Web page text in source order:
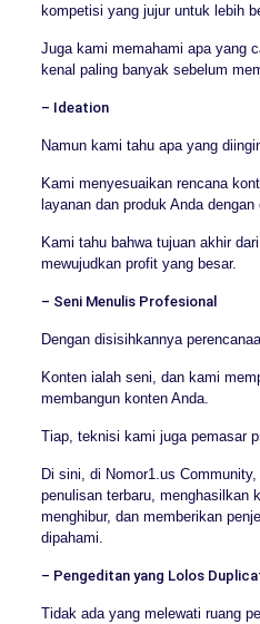
kompetisi yang jujur untuk lebih
Juga kami memahami apa yang
kenal paling banyak sebelum
– Ideation
Namun kami tahu apa yang
Kami menyesuaikan rencana
layanan dan produk Anda
Kami tahu bahwa tujuan akhir
mewujudkan profit yang besar.
– Seni Menulis Profesional
Dengan disisihkannya
Konten ialah seni, dan kami
membangun konten Anda.
Tiap, teknisi kami juga pemasar
Di sini, di Nomor1.us
penulisan terbaru, menghasilkan
menghibur, dan memberikan
dipahami.
– Pengeditan yang Lolos
Tidak ada yang melewati ruang